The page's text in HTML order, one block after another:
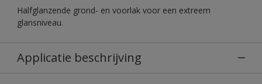
Halfglanzende grond- en voorlak voor een extreem
glansniveau.
Applicatie beschrijving